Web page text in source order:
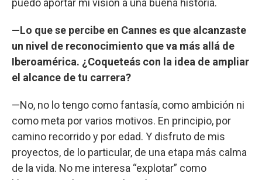
puedo aportar mi visión a una buena historia.
—Lo que se percibe en Cannes es que alcanzaste
un nivel de reconocimiento que va más allá de
Iberoamérica. ¿Coqueteás con la idea de ampliar
el alcance de tu carrera?
—No, no lo tengo como fantasía, como ambición ni
como meta por varios motivos. En principio, por
camino recorrido y por edad. Y disfruto de mis
proyectos, de lo particular, de una etapa más calma
de la vida. No me interesa “explotar” como